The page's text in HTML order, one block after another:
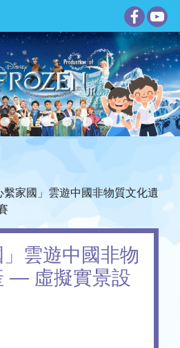
繫家國」雲遊中國非物質文化遺
」雲遊中國非物
— 虛擬實景設